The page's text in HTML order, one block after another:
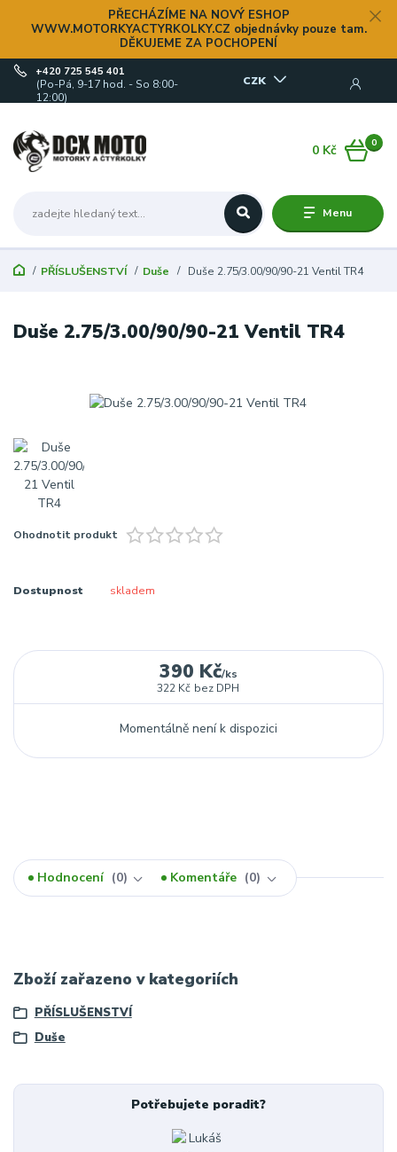
PŘECHÁZÍME NA NOVÝ ESHOP
WWW.MOTORKYACTYRKOLKY.CZ objednávky pouze tam.
DĚKUJEME ZA POCHOPENÍ
Menu
CZK
+420 725 545 401
(Po-Pá, 9-17 hod. - So 8:00-
12:00)
0
0 Kč
PŘÍSLUŠENSTVÍ Duše Duše 2.75/3.00/90/90-21 Ventil TR4
Duše 2.75/3.00/90/90-21 Ventil TR4
Ohodnotit produkt
Dostupnost skladem
390 Kč/ks
322 Kč bez DPH
Momentálně není k dispozici
Hodnocení 0 Komentáře 0
Zboží zařazeno v kategoriích
PŘÍSLUŠENSTVÍ
Duše
Potřebujete poradit?